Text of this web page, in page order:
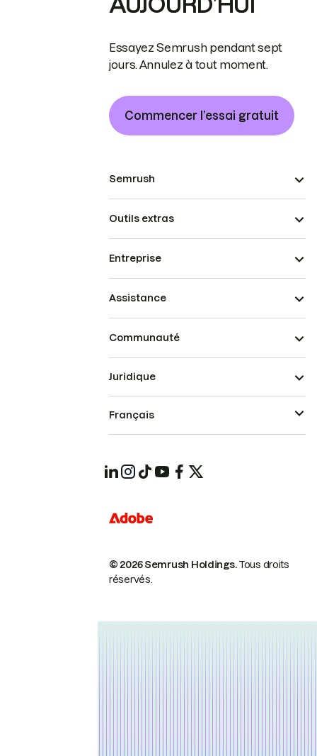
Essayez Semrush pendant sept
jours. Annulez à tout moment.
Commencer l’essai gratuit
Semrush
Outils extras
Entreprise
Assistance
Communauté
© 2026 Semrush Holdings.Tous droits
réservés.
Juridique
Français